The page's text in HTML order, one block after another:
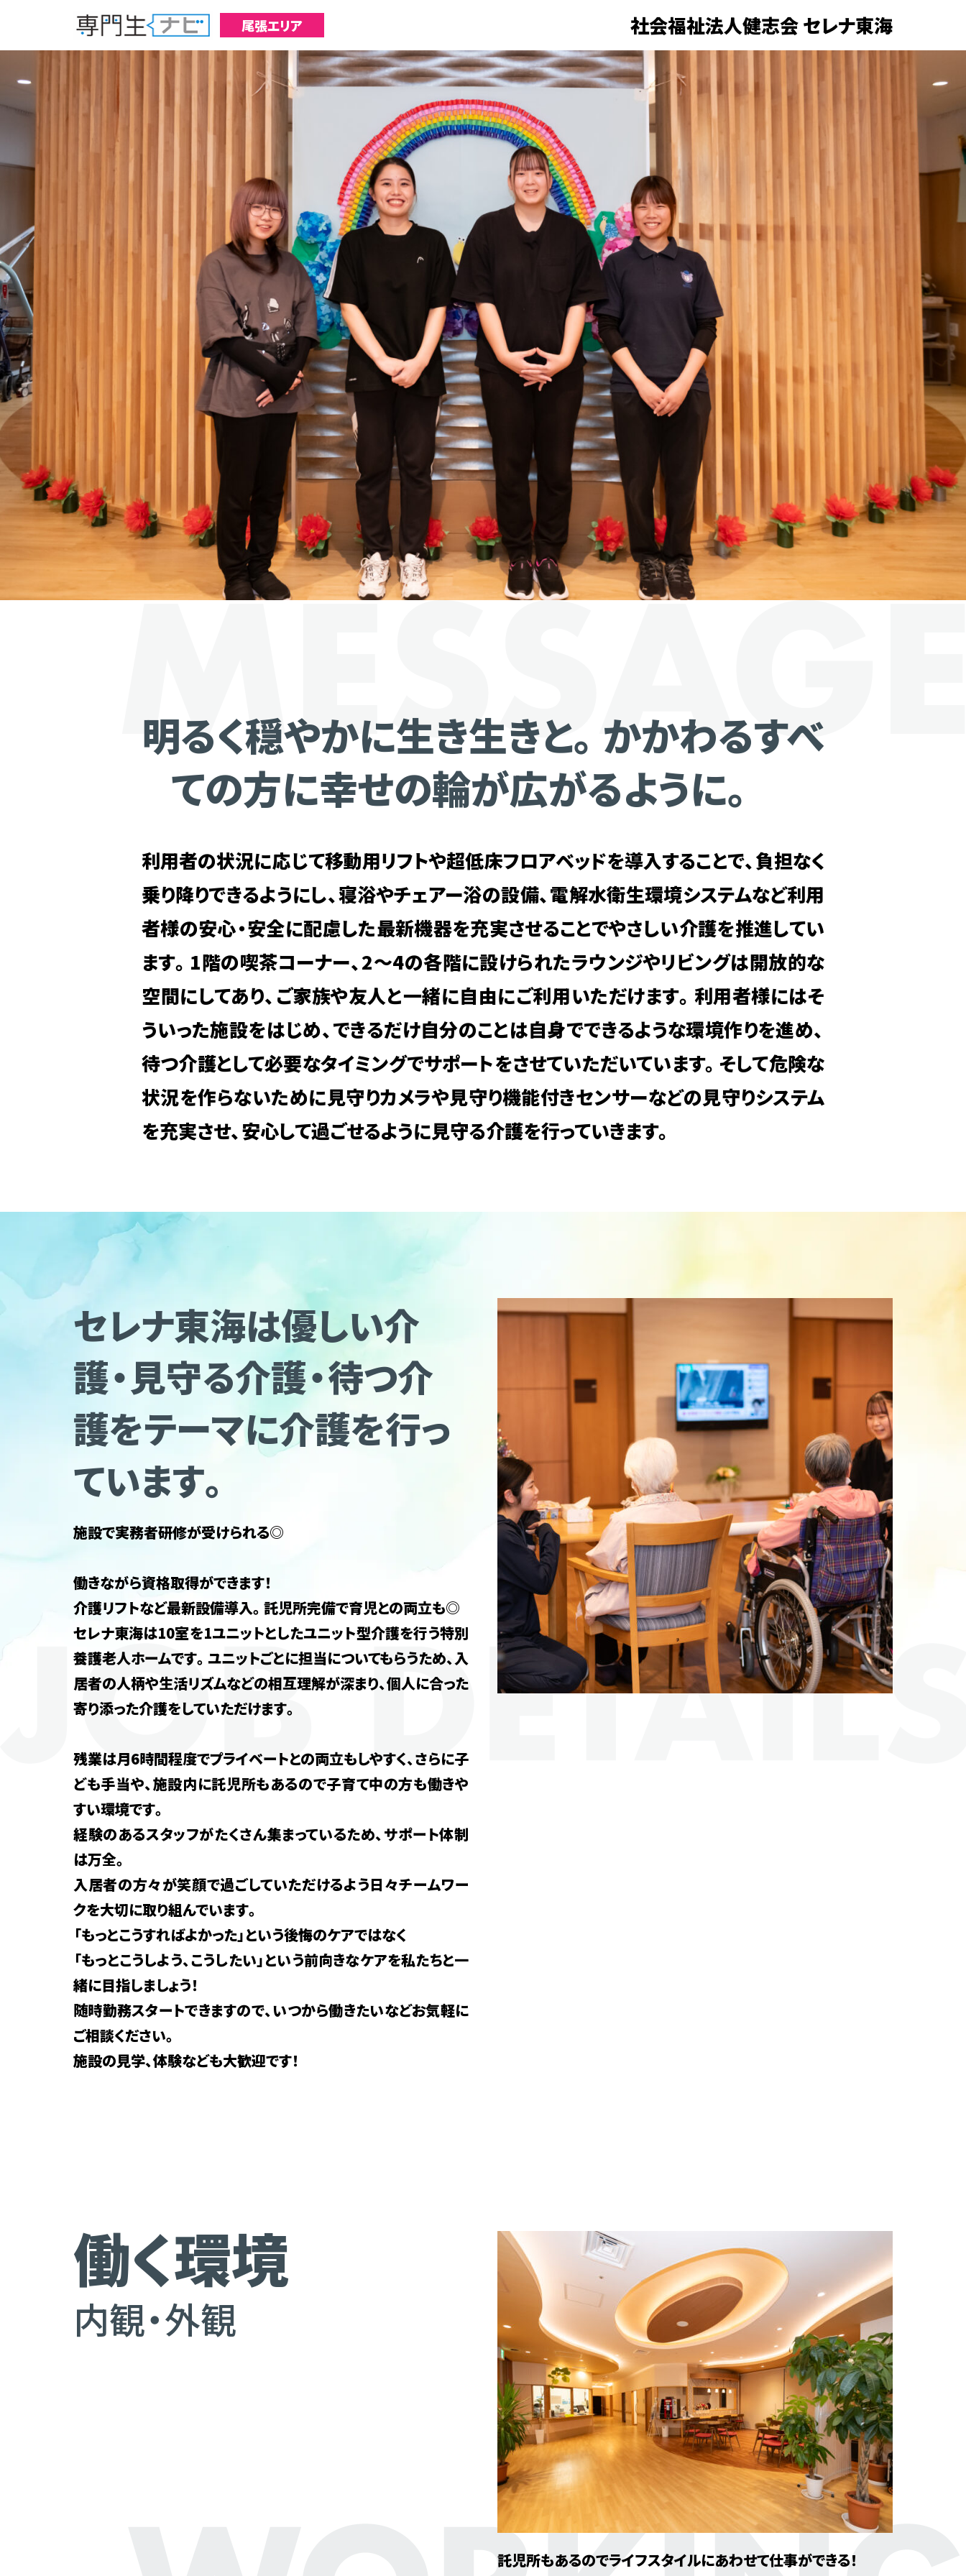
尾張エリア 社会福祉法人健志会 セレナ東海
明るく穏やかに生き生きと。かかわるすべ
ての方に幸せの輪が広がるように。
利用者の状況に応じて移動用リフトや超低床フロアベッドを導入することで、負担なく
乗り降りできるようにし、寝浴やチェアー浴の設備、電解水衛生環境システムなど利用
者様の安心・安全に配慮した最新機器を充実させることでやさしい介護を推進してい
ます。1階の喫茶コーナー、2～4の各階に設けられたラウンジやリビングは開放的な
空間にしてあり、ご家族や友人と一緒に自由にご利用いただけます。利用者様にはそ
ういった施設をはじめ、できるだけ自分のことは自身でできるような環境作りを進め、
待つ介護として必要なタイミングでサポートをさせていただいています。そして危険な
状況を作らないために見守りカメラや見守り機能付きセンサーなどの見守りシステム
を充実させ、安心して過ごせるように見守る介護を行っていきます。
セレナ東海は優しい介
護・見守る介護・待つ介
護をテーマに介護を行っ
ています。
施設で実務者研修が受けられる◎
働きながら資格取得ができます！
介護リフトなど最新設備導入。託児所完備で育児との両立も◎
セレナ東海は10室を1ユニットとしたユニット型介護を行う特別
養護老人ホームです。ユニットごとに担当についてもらうため、入
居者の人柄や生活リズムなどの相互理解が深まり、個人に合った
寄り添った介護をしていただけます。
残業は月6時間程度でプライベートとの両立もしやすく、さらに子
ども手当や、施設内に託児所もあるので子育て中の方も働きや
すい環境です。
経験のあるスタッフがたくさん集まっているため、サポート体制
は万全。
入居者の方々が笑顔で過ごしていただけるよう日々チームワー
クを大切に取り組んでいます。
「もっとこうすればよかった」という後悔のケアではなく
「もっとこうしよう、こうしたい」という前向きなケアを私たちと一
緒に目指しましょう！
随時勤務スタートできますので、いつから働きたいなどお気軽に
ご相談ください。
施設の見学、体験なども大歓迎です！
働く環境
内観・外観
託児所もあるのでライフスタイルにあわせて仕事ができる！